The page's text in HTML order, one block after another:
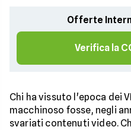
Offerte
Verifica la
Chi ha vissuto l'epoca dei
macchinoso fosse, negli
svariati contenuti video.